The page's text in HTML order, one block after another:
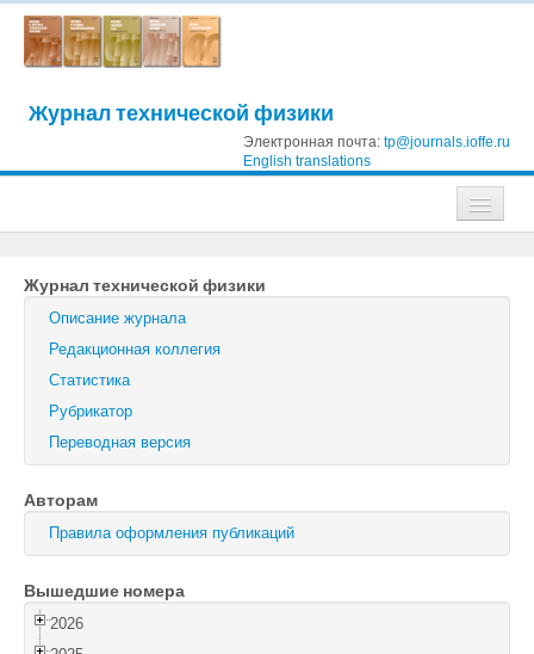
Журнал технической физики
Электронная почта: tp@journals.ioffe.ru
English translations
Журнал технической физики
Письма в Журнал технической физики
Физика твердого тела
Поиск
Журнал технической физики
Описание журнала
Редакционная коллегия
Статистика
Рубрикатор
Переводная версия
Авторам
Правила оформления публикаций
Вышедшие номера
2026